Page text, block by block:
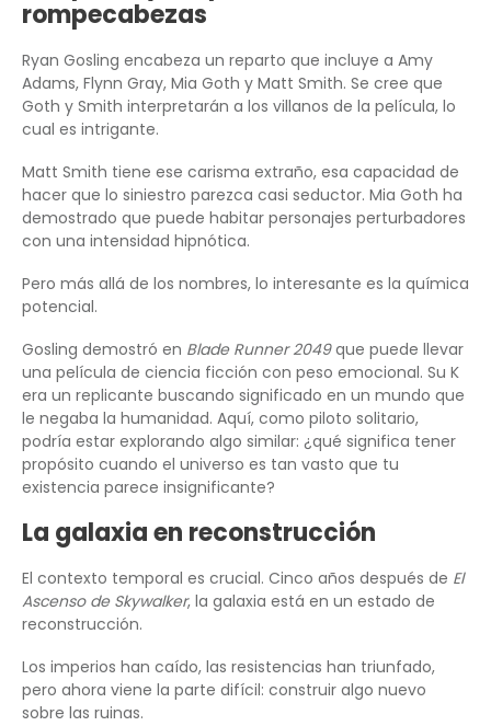
rompecabezas
Ryan Gosling encabeza un reparto que incluye a Amy
Adams, Flynn Gray, Mia Goth y Matt Smith. Se cree que
Goth y Smith interpretarán a los villanos de la película, lo
cual es intrigante.
Matt Smith tiene ese carisma extraño, esa capacidad de
hacer que lo siniestro parezca casi seductor. Mia Goth ha
demostrado que puede habitar personajes perturbadores
con una intensidad hipnótica.
Pero más allá de los nombres, lo interesante es la química
potencial.
Gosling demostró en Blade Runner 2049que puede llevar
una película de ciencia ficción con peso emocional. Su K
era un replicante buscando significado en un mundo que
le negaba la humanidad. Aquí, como piloto solitario,
podría estar explorando algo similar: ¿qué significa tener
propósito cuando el universo es tan vasto que tu
existencia parece insignificante?
La galaxia en reconstrucción
El contexto temporal es crucial. Cinco años después de El
Ascenso de Skywalker, la galaxia está en un estado de
reconstrucción.
Los imperios han caído, las resistencias han triunfado,
pero ahora viene la parte difícil: construir algo nuevo
sobre las ruinas.